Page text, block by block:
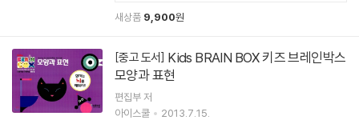
새상품 9,900원
[중고 도서]
모양과 표현
편집부 저
아이스쿨
2013.7.15.